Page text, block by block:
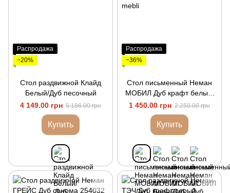
Распродажа
−20%
Стол раздвижной Клайд
Белый/Дуб песочный
4 149.00 грн 5 186.00 грн
Купить
Распродажа
−36%
Стол письменный Неман
МОБИЛ Дуб крафт белый/
Белый
1 450.00 грн 2 250.00 грн
Купить